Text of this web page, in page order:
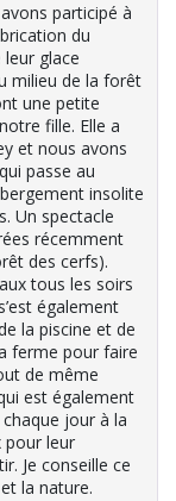
participé à
du
glace
milieu de la forêt
une petite
fille. Elle a
et nous avons
passe au
insolite
Un spectacle
récemment
des cerfs).
tous les soirs
également
la piscine et de
ferme pour faire
de même
est également
jour à la
pour leur
Je conseille ce
la nature.